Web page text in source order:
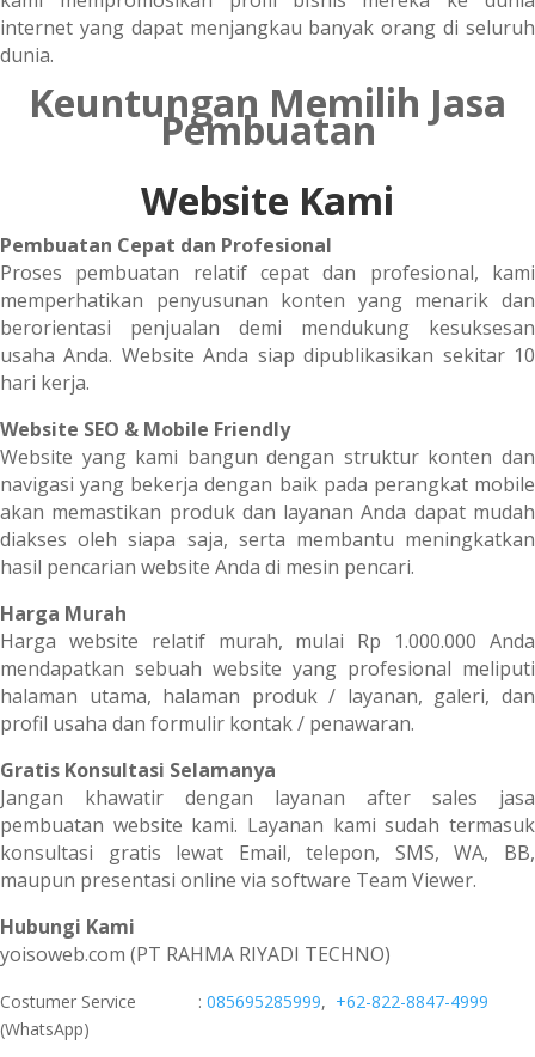
internet yang dapat menjangkau banyak orang di seluruh
dunia.
Keuntungan Memilih Jasa
Pembuatan
Website Kami
Pembuatan Cepat dan Profesional
Proses pembuatan relatif cepat dan profesional, kami
memperhatikan penyusunan konten yang menarik dan
berorientasi penjualan demi mendukung kesuksesan
usaha Anda. Website Anda siap dipublikasikan sekitar 10
hari kerja.
Website SEO & Mobile Friendly
Website yang kami bangun dengan struktur konten dan
navigasi yang bekerja dengan baik pada perangkat mobile
akan memastikan produk dan layanan Anda dapat mudah
diakses oleh siapa saja, serta membantu meningkatkan
hasil pencarian website Anda di mesin pencari.
Harga Murah
Harga website relatif murah, mulai Rp 1.000.000 Anda
mendapatkan sebuah website yang profesional meliputi
halaman utama, halaman produk / layanan, galeri, dan
profil usaha dan formulir kontak / penawaran.
Gratis Konsultasi Selamanya
Jangan khawatir dengan layanan after sales jasa
pembuatan website kami. Layanan kami sudah termasuk
konsultasi gratis lewat Email, telepon, SMS, WA, BB,
maupun presentasi online via software Team Viewer.
Hubungi Kami
yoisoweb.com (PT RAHMA RIYADI TECHNO)
Costumer Service : 085695285999, +62-822-8847-4999
(WhatsApp)